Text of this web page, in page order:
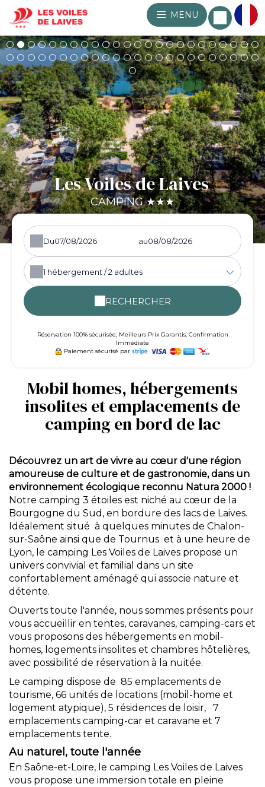
MENU
Les Voiles de Laives
CAMPING ★★★
Du au
1 hébergement /2 adultes
RECHERCHER
Réservation 100% sécurisée, Meilleurs Prix Garantis, Confirmation
Immédiate
Paiement sécurisé par
Mobil homes, hébergements
insolites et emplacements de
camping en bord de lac
Découvrez un art de vivre au cœur d'une région
amoureuse de culture et de gastronomie, dans un
environnement écologique reconnu Natura 2000 !
Notre camping 3 étoiles est niché au cœur de la
Bourgogne du Sud, en bordure des lacs de Laives.
Idéalement situé à quelques minutes de Chalon-
sur-Saône ainsi que de Tournus et à une heure de
Lyon, le camping Les Voiles de Laives propose un
univers convivial et familial dans un site
confortablement aménagé qui associe nature et
détente.
Ouverts toute l'année, nous sommes présents pour
vous accueillir en tentes, caravanes, camping-cars et
vous proposons des hébergements en mobil-
homes, logements insolites et chambres hôtelières,
avec possibilité de réservation à la nuitée.
Le camping dispose de 85 emplacements de
tourisme, 66 unités de locations (mobil-home et
logement atypique), 5 résidences de loisir, 7
emplacements camping-car et caravane et 7
emplacements tente.
Au naturel, toute l'année
En Saône-et-Loire, le camping Les Voiles de Laives
vous propose une immersion totale en pleine